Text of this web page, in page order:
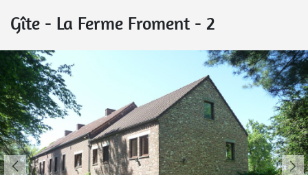
Gîte - La Ferme Froment - 2